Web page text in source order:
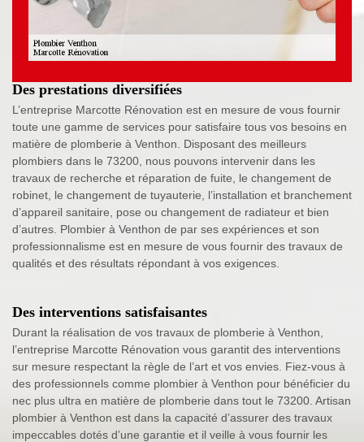
Des prestations diversifiées
L’entreprise Marcotte Rénovation est en mesure de vous fournir
toute une gamme de services pour satisfaire tous vos besoins en
matière de plomberie à Venthon. Disposant des meilleurs
plombiers dans le 73200, nous pouvons intervenir dans les
travaux de recherche et réparation de fuite, le changement de
robinet, le changement de tuyauterie, l’installation et branchement
d’appareil sanitaire, pose ou changement de radiateur et bien
d’autres. Plombier à Venthon de par ses expériences et son
professionnalisme est en mesure de vous fournir des travaux de
qualités et des résultats répondant à vos exigences.
Des interventions satisfaisantes
Durant la réalisation de vos travaux de plomberie à Venthon,
l’entreprise Marcotte Rénovation vous garantit des interventions
sur mesure respectant la règle de l’art et vos envies. Fiez-vous à
des professionnels comme plombier à Venthon pour bénéficier du
nec plus ultra en matière de plomberie dans tout le 73200. Artisan
plombier à Venthon est dans la capacité d’assurer des travaux
impeccables dotés d’une garantie et il veille à vous fournir les